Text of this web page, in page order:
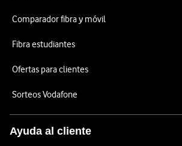
Comparador fibra y móvil
Fibra estudiantes
Ofertas para clientes
Sorteos Vodafone
Ayuda al cliente